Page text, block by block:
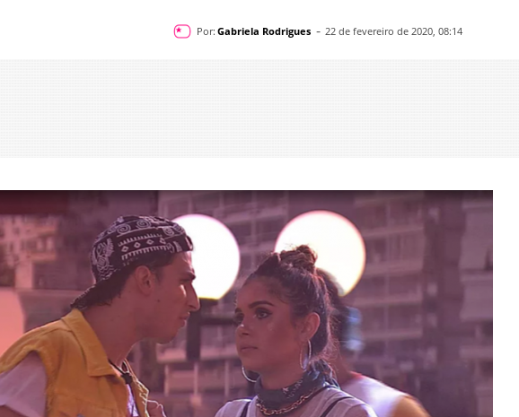
Por: Gabriela Rodrigues - 22 de fevereiro de 2020, 08:14